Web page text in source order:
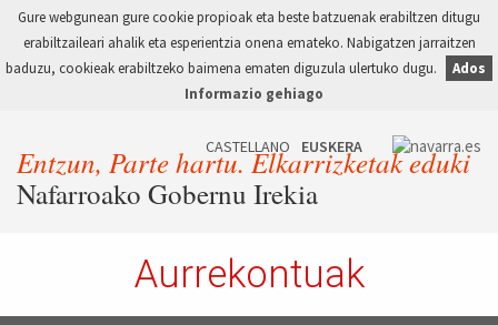
Gure webgunean gure cookie propioak eta beste batzuenak erabiltzen ditugu
erabiltzaileari ahalik eta esperientzia onena emateko. Nabigatzen jarraitzen
baduzu, cookieak erabiltzeko baimena ematen diguzula ulertuko dugu.
Ados
Informazio gehiago
Entzun, Parte hartu. Elkarrizketak eduki
Nafarroako Gobernu Irekia
Aurrekontuak